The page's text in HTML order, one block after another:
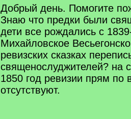
Добрый день. Помогите
Знаю что предки были
дети все рождались с
Михайловское
ревизских сказках
священослуджителей? на
1850 год ревизии прям по
отсутствуют.